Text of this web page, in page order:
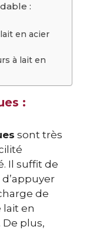
:
en acier
à lait en
:
sont très
Il suffit de
de
lait en
plus,